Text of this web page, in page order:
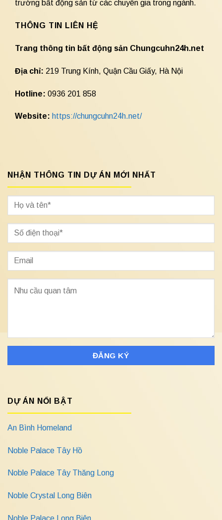
trường bất động sản từ các chuyên gia trong ngành.
THÔNG TIN LIÊN HỆ
Trang thông tin bất động sản Chungcuhn24h.net
Địa chỉ: 219 Trung Kính, Quận Cầu Giấy, Hà Nội
Hotline: 0936 201 858
Website: https://chungcuhn24h.net/
NHẬN THÔNG TIN DỰ ÁN MỚI NHẤT
DỰ ÁN NỔI BẬT
An Bình Homeland
Noble Palace Tây Hồ
Noble Palace Tây Thăng Long
Noble Crystal Long Biên
Noble Palace Long Biên